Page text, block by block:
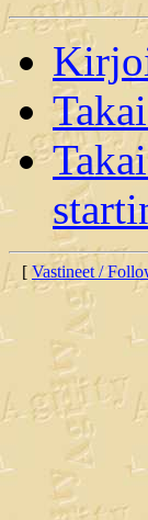
[ Vastineet /